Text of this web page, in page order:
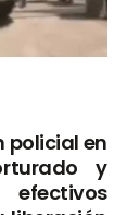
policial en
y